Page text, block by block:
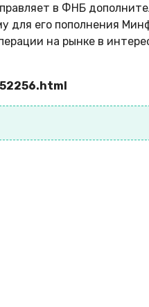
в ФНБ
для его пополнения
на рынке в